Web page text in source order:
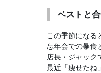
ベストと
この季節になる
忘年会での暴食
店長・ジャック
最近「痩せたね